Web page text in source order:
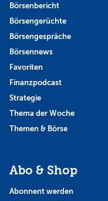
Börsenbericht
Börsengerüchte
Börsengespräche
Börsennews
Favoriten
Finanzpodcast
Strategie
Thema der Woche
Themen & Börse
Abo & Shop
Abonnent werden